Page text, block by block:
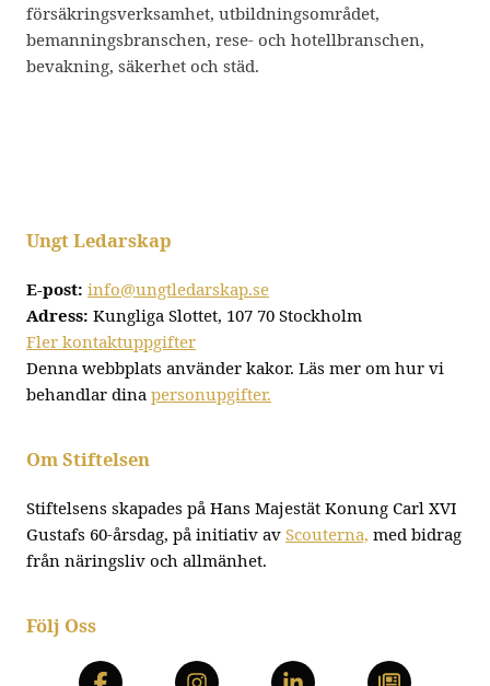
försäkringsverksamhet, utbildningsområdet,
bemanningsbranschen, rese- och hotellbranschen,
bevakning, säkerhet och städ.
Ungt Ledarskap
E-post: info@ungtledarskap.se
Adress: Kungliga Slottet, 107 70 Stockholm
Fler kontaktuppgifter
Denna webbplats använder kakor. Läs mer om hur vi
behandlar dina personupgifter.
Om Stiftelsen
Stiftelsens skapades på Hans Majestät Konung Carl XVI
Gustafs 60-årsdag, på initiativ av Scouterna, med bidrag
från näringsliv och allmänhet.
Följ Oss